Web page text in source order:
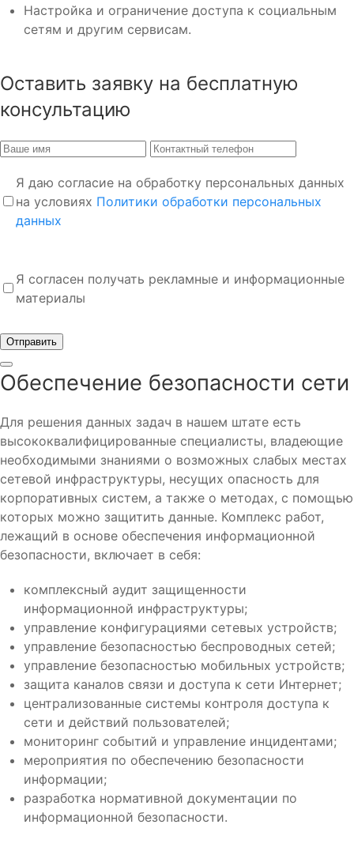
Настройка и ограничение доступа к социальным
сетям и другим сервисам.
Оставить заявку на бесплатную
консультацию
Я даю согласие на обработку персональных данных
на условиях Политики обработки персональных
данных
Я согласен получать рекламные и информационные
материалы
Отправить
Обеспечение безопасности сети
Для решения данных задач в нашем штате есть
высококвалифицированные специалисты, владеющие
необходимыми знаниями о возможных слабых местах
сетевой инфраструктуры, несущих опасность для
корпоративных систем, а также о методах, с помощью
которых можно защитить данные. Комплекс работ,
лежащий в основе обеспечения информационной
безопасности, включает в себя:
комплексный аудит защищенности
информационной инфраструктуры;
управление конфигурациями сетевых устройств;
управление безопасностью беспроводных сетей;
управление безопасностью мобильных устройств;
защита каналов связи и доступа к сети Интернет;
централизованные системы контроля доступа к
сети и действий пользователей;
мониторинг событий и управление инцидентами;
мероприятия по обеспечению безопасности
информации;
разработка нормативной документации по
информационной безопасности.